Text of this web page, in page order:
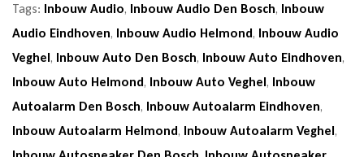
Tags: Inbouw Audio, Inbouw Audio Den Bosch, Inbouw
Audio Eindhoven, Inbouw Audio Helmond, Inbouw Audio
Veghel, Inbouw Auto Den Bosch, Inbouw Auto Eindhoven,
Inbouw Auto Helmond, Inbouw Auto Veghel, Inbouw
Autoalarm Den Bosch, Inbouw Autoalarm Eindhoven,
Inbouw Autoalarm Helmond, Inbouw Autoalarm Veghel,